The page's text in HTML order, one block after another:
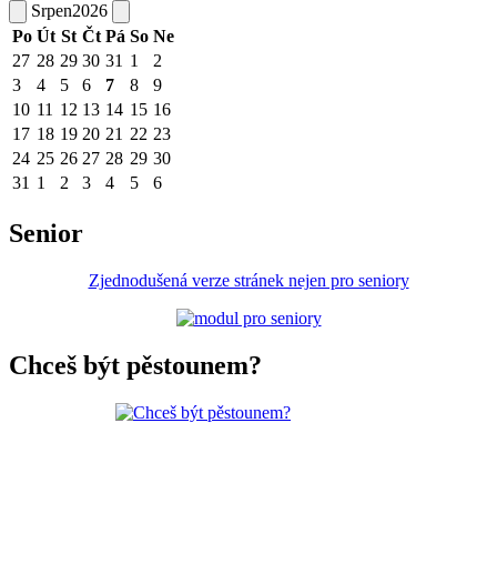
Srpen2026
Po Út St Čt Pá So Ne
27 28 29 30 31 1
2
3
4 5 6 7 8
9
10 11 12 13 14 15 16
17 18 19 20 21 22 23
24 25 26 27 28 29 30
31 1 2 3 4 5 6
Senior
Zjednodušená verze stránek nejen pro seniory
Chceš být pěstounem?